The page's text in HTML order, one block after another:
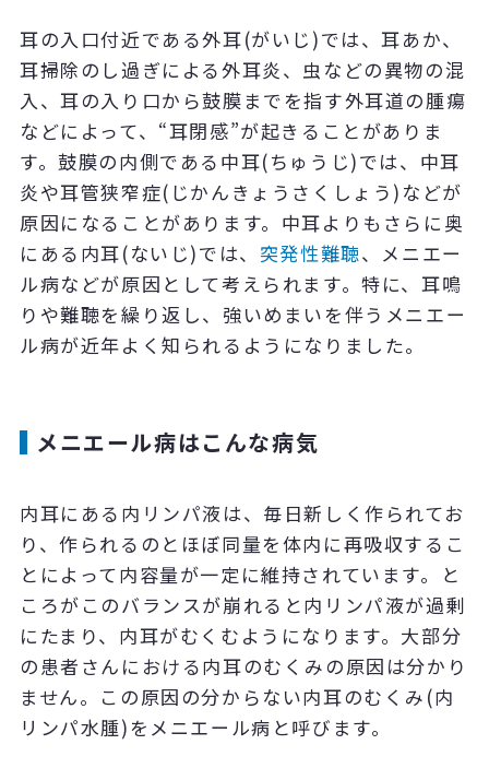
耳の入口付近である外耳(がいじ)では、耳あか、
耳掃除のし過ぎによる外耳炎、虫などの異物の混
入、耳の入り口から鼓膜までを指す外耳道の腫瘍
などによって、“耳閉感”が起きることがありま
す。鼓膜の内側である中耳(ちゅうじ)では、中耳
炎や耳管狭窄症(じかんきょうさくしょう)などが
原因になることがあります。中耳よりもさらに奥
にある内耳(ないじ)では、 突発性難聴、メニエー
ル病などが原因として考えられます。特に、耳鳴
りや難聴を繰り返し、強いめまいを伴うメニエー
ル病が近年よく知られるようになりました。
メニエール病はこんな病気
内耳にある内リンパ液は、毎日新しく作られてお
り、作られるのとほぼ同量を体内に再吸収するこ
とによって内容量が一定に維持されています。と
ころがこのバランスが崩れると内リンパ液が過剰
にたまり、内耳がむくむようになります。大部分
の患者さんにおける内耳のむくみの原因は分かり
ません。この原因の分からない内耳のむくみ(内
リンパ水腫)をメニエール病と呼びます。